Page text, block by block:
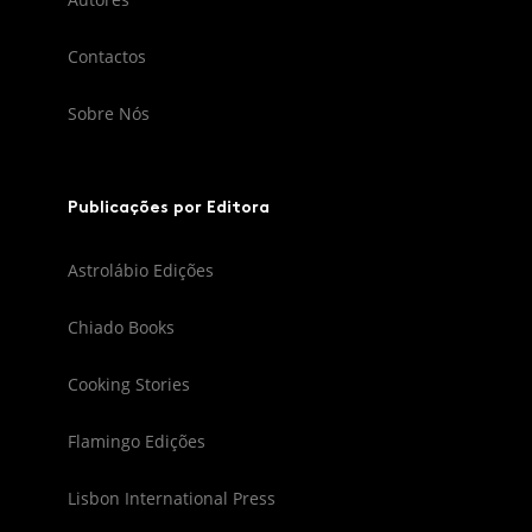
Contactos
Sobre Nós
Publicações por Editora
Astrolábio Edições
Chiado Books
Cooking Stories
Flamingo Edições
Lisbon International Press